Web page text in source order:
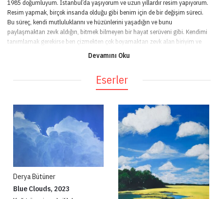
Devamını Oku
1985 doğumluyum. İstanbul’da yaşıyorum ve uzun yıllardır resim yapıyorum.
Resim yapmak, birçok insanda olduğu gibi benim için de bir değişim süreci.
Bu süreç, kendi mutluluklarını ve hüzünlerini yaşadığın ve bunu
paylaşmaktan zevk aldığın, bitmek bilmeyen bir hayat serüveni gibi. Kendimi
tanımlamak gerekirse ben çizmekten çok boyamaktan zevk alan biriyim ve
bunu yaptığım çalışmalarda da göstermeyi seviyorum. Renkler bana sınırsız
öncelik kendimden bir şeyler bulabilmektir. Benim çalışmalarıma bakan
kişilerin de kendinden bir şeyler bulması en önemlisi, eğer o kişiye hayal
Eserler
Derya Bütüner
Blue Clouds, 2023